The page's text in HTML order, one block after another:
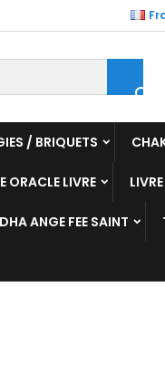

/ BRIQUETS
ORACLE LIVRE LIVRE
ANGE FEE SAINT